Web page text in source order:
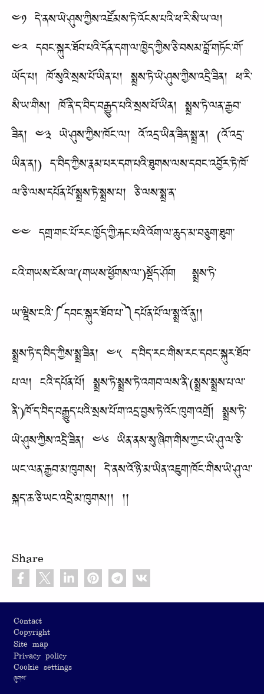
༤༡ དེ་ནས་ཡེ་ཤུས་ཀྱིས་འཛོམས་ཏེ་འོངས་པའི་ཕ་རི་སི་ཡ་ལ།
༤༢ དབང་སྐུར་ཐོབ་པའི་དོན་དག་ལ་ཁྱེད་ཀྱིས་ཅི་བསམ་བློ་གཏོང་གོ་
ཡོད་པ། ཁོ་སུའི་སྲས་པོ་ཡིན་པ། སྨྲས་ཏེ་ཡེ་ཤུས་ཀྱིས་འདྲི་ཟིན། ཕ་རི་
སི་ཡ་གིས། ཁོ་ནི་ད་བིད་བརྒྱུད་པའི་སྲས་པོ་ཡིན། སྨྲས་ཏེ་ལན་རྒྱབ་
ཟིན། ༤༣ ཡེ་ཤུས་ཀྱིས་ཁོང་ལ། འོ་འདྲ་ཡིན་ཟིན་སྨྲ་ན། (འོ་འདྲ་
ཡིན་ན།) ད་བིད་ཀྱིས་རྣམ་པར་དག་པའི་ཐུགས་ལས་དབང་འབྱོར་ཏེ་ཁོ་
ལ་ཅི་ལས་དཔོན་པོ་སྨྲས་ཏེ་སྨྲས་པ། ཅི་ལས་སྨྲ་ན་
༤༤ དགྲ་གང་པོ་རང་ཁྱོད་ཀྱི་རྐང་པའི་འོག་ལ་ཆུད་མ་བཅུག་ཐུག་
ངའི་གཡས་ངོས་ལ་(གཡས་ཕྱོགས་ལ་)སྡོད་ཤོག སྨྲས་ཏེ་
ཡ་ཝྰེས་ངའི་༼དབང་སྐུར་ཐོབ་པ་༽དཔོན་པོ་ལ་སྨྲ་འོ་ནུ།།
སྨྲས་ཏེ་ད་བིད་ཀྱིས་སྨྲ་ཟིན། ༤༥ ད་བིད་རང་གིས་རང་དབང་སྐུར་ཐོབ་
པ་ལ། ངའི་དཔོན་པོ། སྨྲས་ཏེ་སྨྲས་ཏེ་འགབ་ལས་ནི་(སྨྲས་སྨྲས་པ་ལ་
ནི་)ཁོ་ད་བིད་བརྒྱུད་པའི་སྲས་པོ་ག་འདྲ་བྱས་ཏེ་འོང་ཁུག་འགྲོ། སྨྲས་ཏེ་
ཡེ་ཤུས་ཀྱིས་འདྲི་ཟིན། ༤༦ ཡིན་ནས་སུ་ཞིག་གིས་ཀྱང་ཡེ་ཤུ་ལ་ཅི་
ཡང་ལན་རྒྱབ་མ་ཁུགས། དེ་ནས་འོ་ཉི་མ་ཡིན་འཇུག་ཁོང་གིས་ཡེ་ཤུ་ལ་
སྐད་ཆ་ཅི་ཡང་འདྲི་མ་ཁུགས།། །།
Share
Footer
Contact
Copyright
Site map
Privacy policy
Cookie settings
ཞུགས་